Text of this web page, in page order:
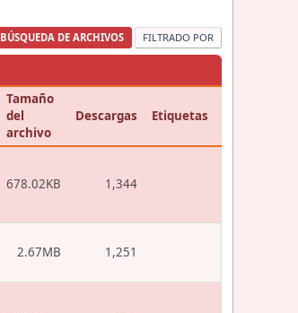
BÚSQUEDA DE ARCHIVOS FILTRADO POR
Tamaño
del
archivo
Descargas Etiquetas
678.02KB 1,344
2.67MB 1,251